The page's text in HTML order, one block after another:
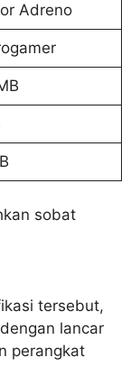
Adreno
sobat
tersebut,
lancar
perangkat